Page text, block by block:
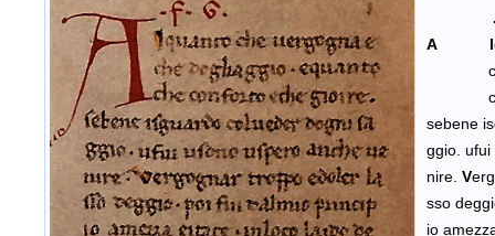
.F.
A l
che
che
sebene
ggio. ufui
nire. V
sso
io